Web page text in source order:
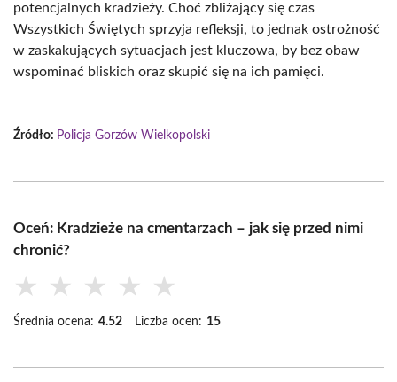
potencjalnych kradzieży. Choć zbliżający się czas
Wszystkich Świętych sprzyja refleksji, to jednak ostrożność
w zaskakujących sytuacjach jest kluczowa, by bez obaw
wspominać bliskich oraz skupić się na ich pamięci.
Źródło: Policja Gorzów Wielkopolski
Oceń: Kradzieże na cmentarzach – jak się przed nimi
chronić?
★ ★ ★ ★ ★
Średnia ocena: 4.52 Liczba ocen: 15